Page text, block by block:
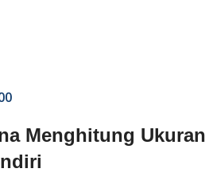
Menghitung Ukuran